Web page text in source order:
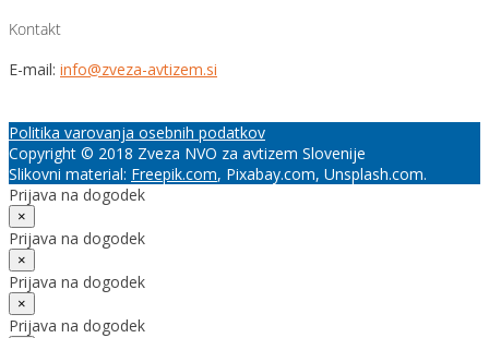
Kontakt
E-mail: info@zveza-avtizem.si
Politika varovanja osebnih podatkov
Copyright © 2018 Zveza NVO za avtizem Slovenije
Slikovni material: Freepik.com, Pixabay.com, Unsplash.com.
Prijava na dogodek
×
Prijava na dogodek
×
Prijava na dogodek
×
Prijava na dogodek